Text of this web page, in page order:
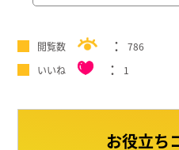
閲覧数
786
いいね
1
お役立ち